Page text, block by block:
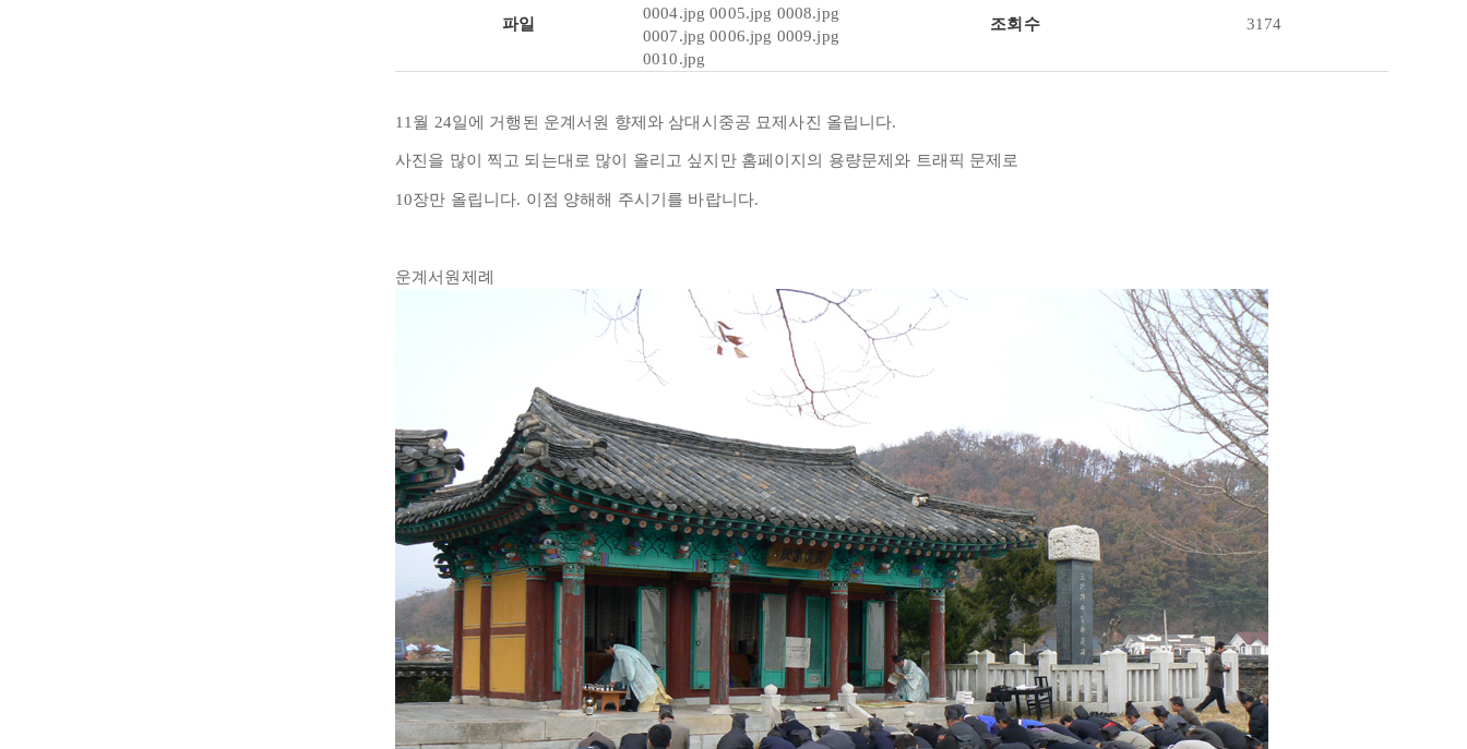
파일
0004.jpg 0005.jpg 0008.jpg
0007.jpg 0006.jpg 0009.jpg
0010.jpg
조회수 3174
11월 24일에 거행된 운계서원 향제와 삼대시중공 묘제사진 올립니다.
사진을 많이 찍고 되는대로 많이 올리고 싶지만 홈페이지의 용량문제와 트래픽 문제로
10장만 올립니다. 이점 양해해 주시기를 바랍니다.
운계서원제례